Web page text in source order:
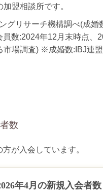
盟相談所です。
グリサーチ機構調べ(成婚
数:2024年12月末時点、
市場調査) ※成婚数:IBJ連
数
が入会しています。
年4月の新規入会者数